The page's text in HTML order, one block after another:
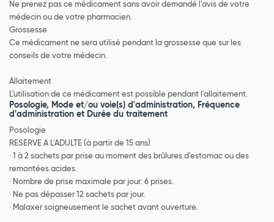
Ne prenez pas ce médicament sans avoir demandé l'avis de votre
médecin ou de votre pharmacien.
Grossesse
Ce médicament ne sera utilisé pendant la grossesse que sur les
conseils de votre médecin.
Allaitement
L'utilisation de ce médicament est possible pendant l'allaitement.
Posologie, Mode et/ou voie(s) d'administration, Fréquence
d'administration et Durée du traitement
Posologie
RESERVE A L'ADULTE (à partir de 15 ans)
· 1 à 2 sachets par prise au moment des brûlures d'estomac ou des
remontées acides.
· Nombre de prise maximale par jour: 6 prises.
· Ne pas dépasser 12 sachets par jour.
· Malaxer soigneusement le sachet avant ouverture.